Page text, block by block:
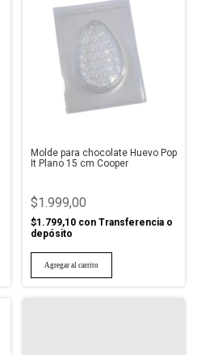
Molde para chocolate Huevo Pop
It Plano 15 cm Cooper
$1.999,00
$1.799,10 con Transferencia o
depósito